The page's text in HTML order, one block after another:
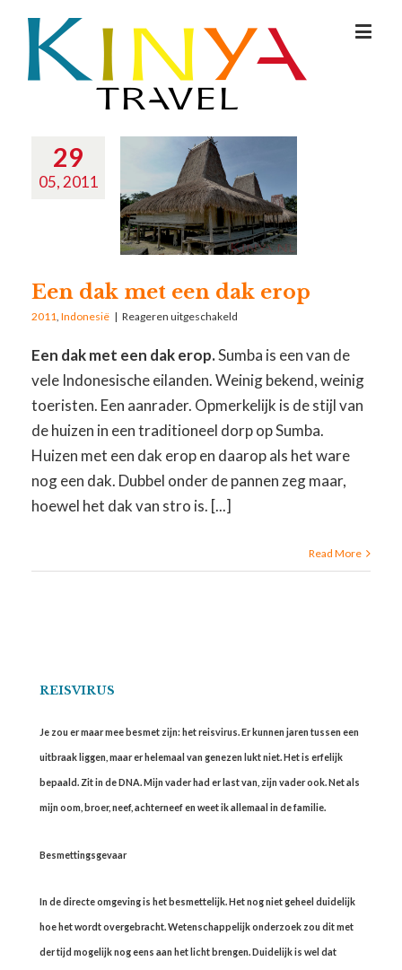
29
05, 2011
Een dak met een dak erop
2011 ,Indonesië | Reageren uitgeschakeld
Een dak met een dak erop.Sumba is een van de
vele Indonesische eilanden. Weinig bekend, weinig
toeristen. Een aanrader. Opmerkelijk is de stijl van
de huizen in een traditioneel dorp op Sumba.
Huizen met een dak erop en daarop als het ware
nog een dak. Dubbel onder de pannen zeg maar,
hoewel het dak van stro is. [...]
Read More
REISVIRUS
Je zou er maar mee besmet zijn: het reisvirus. Er kunnen jaren tussen een
uitbraak liggen, maar er helemaal van genezen lukt niet. Het is erfelijk
bepaald. Zit in de DNA. Mijn vader had er last van, zijn vader ook. Net als
mijn oom, broer, neef, achterneef en weet ik allemaal in de familie.
Besmettingsgevaar
In de directe omgeving is het besmettelijk. Het nog niet geheel duidelijk
hoe het wordt overgebracht. Wetenschappelijk onderzoek zou dit met
der tijd mogelijk nog eens aan het licht brengen. Duidelijk is wel dat